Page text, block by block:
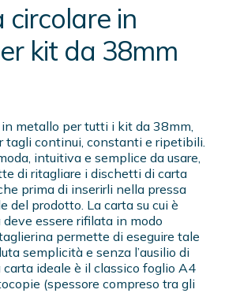
circolare in
kit da 38mm
metallo per tutti i kit da 38mm,
tagli continui, constanti e ripetibili.
intuitiva e semplice da usare,
di ritagliare i dischetti di carta
prima di inserirli nella pressa
del prodotto. La carta su cui è
essere rifilata in modo
permette di eseguire tale
semplicità e senza l’ausilio di
ideale è il classico foglio A4
(spessore compreso tra gli